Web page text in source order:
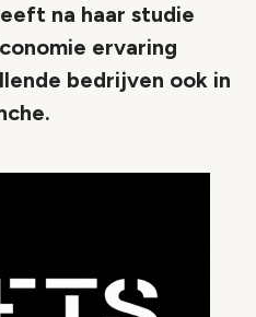
na haar studie
ervaring
bedrijven ook in